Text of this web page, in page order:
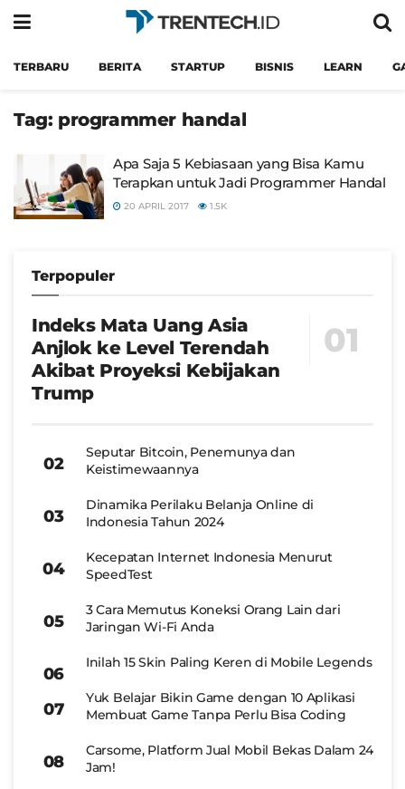
TERBARU BERITA STARTUP BISNIS LEARN
Tag: programmer handal
Apa Saja 5 Kebiasaan yang Bisa Kamu
Terapkan untuk Jadi Programmer Handal
20 APRIL 2017 1.5K
Terpopuler
Indeks Mata Uang Asia
Anjlok ke Level Terendah
Akibat Proyeksi Kebijakan
Trump
Seputar Bitcoin, Penemunya dan
Keistimewaannya
Dinamika Perilaku Belanja Online di
Indonesia Tahun 2024
Kecepatan Internet Indonesia Menurut
SpeedTest
3 Cara Memutus Koneksi Orang Lain dari
Jaringan Wi-Fi Anda
Inilah 15 Skin Paling Keren di Mobile Legends
Yuk Belajar Bikin Game dengan 10 Aplikasi
Membuat Game Tanpa Perlu Bisa Coding
Carsome, Platform Jual Mobil Bekas Dalam 24
Jam!